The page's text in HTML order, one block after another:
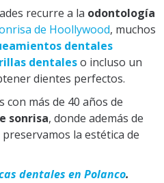
recurre a la odontología
de Hoollywood, muchos
dentales
dentaleso incluso un
dientes perfectos.
con más de 40 años de
sonrisa, donde además de
la estética de
dentales en Polanco.